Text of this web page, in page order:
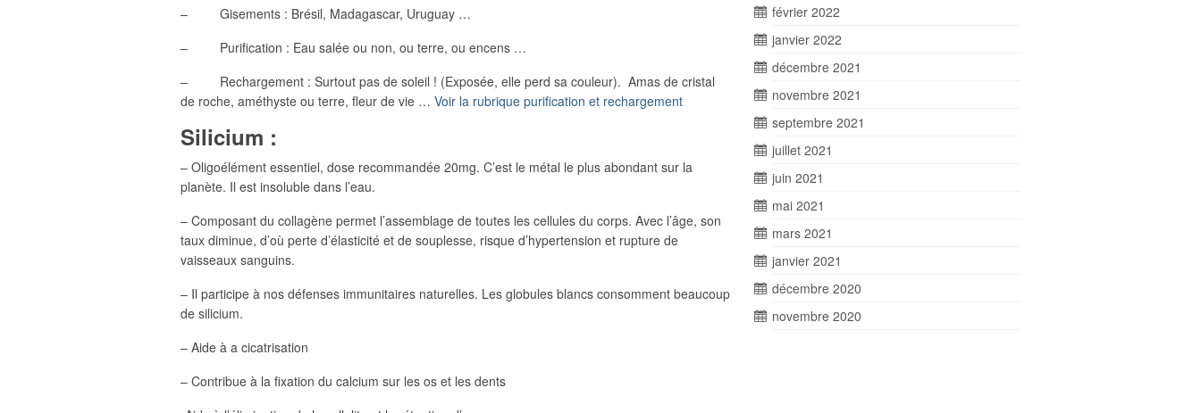
– Gisements : Brésil, Madagascar, Uruguay …
– Purification : Eau salée ou non, ou terre, ou encens …
– Rechargement : Surtout pas de soleil ! (Exposée, elle perd sa couleur). Amas de cristal
de roche, améthyste ou terre, fleur de vie … Voir la rubrique purification et rechargement
Silicium :
– Oligoélément essentiel, dose recommandée 20mg. C’est le métal le plus abondant sur la
planète. Il est insoluble dans l’eau.
– Composant du collagène permet l’assemblage de toutes les cellules du corps. Avec l’âge, son
taux diminue, d’où perte d’élasticité et de souplesse, risque d’hypertension et rupture de
vaisseaux sanguins.
– Il participe à nos défenses immunitaires naturelles. Les globules blancs consomment beaucoup
de silicium.
– Aide à a cicatrisation
– Contribue à la fixation du calcium sur les os et les dents
février 2022
janvier 2022
décembre 2021
novembre 2021
septembre 2021
juillet 2021
juin 2021
mai 2021
mars 2021
janvier 2021
décembre 2020
novembre 2020